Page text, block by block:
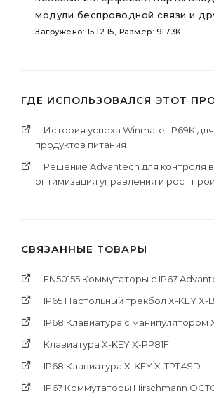
модули беспроводной связи и
Загружено: 15.12.15, Размер: 917.3K
ГДЕ ИСПОЛЬЗОВАЛСЯ ЭТОТ
История успеха Winmate: IP69K
продуктов питания
Решение Advantech для контроля
оптимизация управления и рост
СВЯЗАННЫЕ ТОВАРЫ
EN50155 Коммутаторы c IP67
IP65 Настольный трекбол X-KEY X-
IP68 Клавиатура с манипулятором
Клавиатура X-KEY X-PP81F
IP68 Клавиатура X-KEY X-TP114SD
IP67 Коммутаторы Hirschmann